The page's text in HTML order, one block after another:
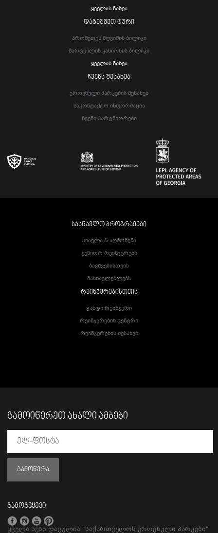
Ყველას Ნახვა
ᲓᲐᲒᲔᲒᲛᲔᲗ ᲢᲣᲠᲘ
Პრომეთეს Მღვიმის Ბილიკი
Მარტვილის Კანიონის Ბილიკი
Ყველას Ნახვა
ᲩᲕᲔᲜᲡ ᲨᲔᲡᲐᲮᲔᲑ
Ეროვნული Პარკების Შესახებ
Საკონტაქტო Ინფორმაცია
Ჩვენი Პარტნიორები
ᲡᲐᲡᲬᲐᲕᲚᲝ ᲞᲠᲝᲒᲠᲐᲛᲔᲑᲘ
Სწავლა & Აღმოჩენა
Ჯუნიორ Რეინჯერები
Ბავშვებისთვის
Მასწავლებლებს
ᲠᲔᲘᲜᲯᲔᲠᲔᲑᲘᲡᲗᲕᲘᲡ
Გახდი Რეინჯერი
Რეინჯერების Ცენტრი
Რეინჯერების Შესახებ
ᲒᲐᲛᲝᲘᲬᲔᲠᲔᲗ ᲐᲮᲐᲚᲘ ᲐᲛᲑᲔᲑᲘ
ᲒᲐᲛᲝᲬᲔᲠᲐ
გამოგვყევი
ყველა წესი დაცულია "საქართველოს ეროვნული პარკები"